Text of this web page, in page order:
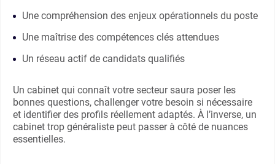
Une compréhension des enjeux opérationnels du poste
Une maîtrise des compétences clés attendues
Un réseau actif de candidats qualifiés
Un cabinet qui connaît votre secteur saura poser les
bonnes questions, challenger votre besoin si nécessaire
et identifier des profils réellement adaptés. À l’inverse, un
cabinet trop généraliste peut passer à côté de nuances
essentielles.